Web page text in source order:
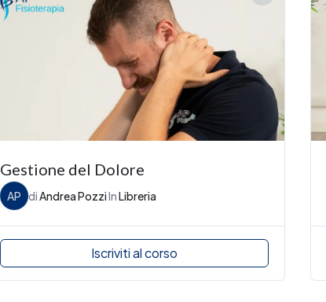
Gestione del Dolore
AP diAndrea PozziInLibreria
Iscriviti al corso